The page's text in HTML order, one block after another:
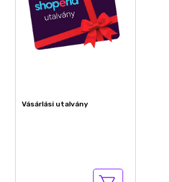
Vásárlási utalvány